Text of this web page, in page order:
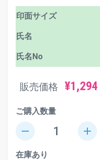
印面サイズ
氏名
氏名No
販売価格 ¥1,294
ご購入数量
remove add
在庫あり